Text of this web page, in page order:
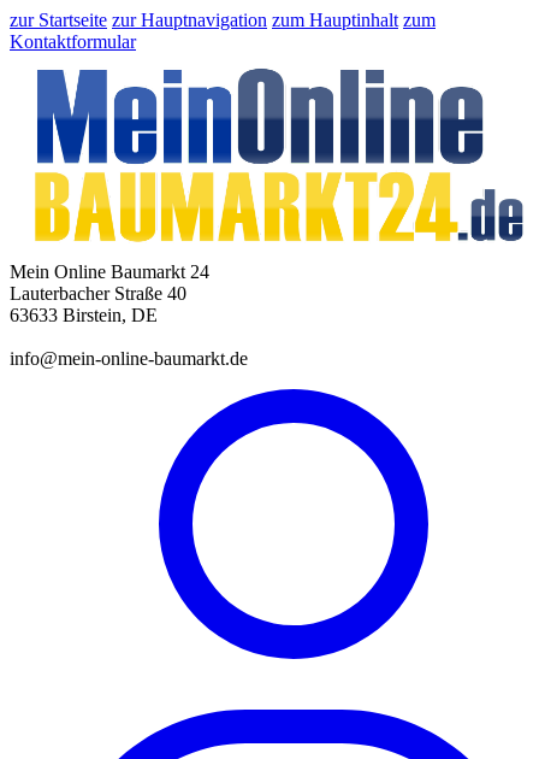
zur Startseite zur Hauptnavigation zum Hauptinhalt zum
Kontaktformular
Mein Online Baumarkt 24
Lauterbacher Straße 40
63633 Birstein, DE
info@mein-online-baumarkt.de